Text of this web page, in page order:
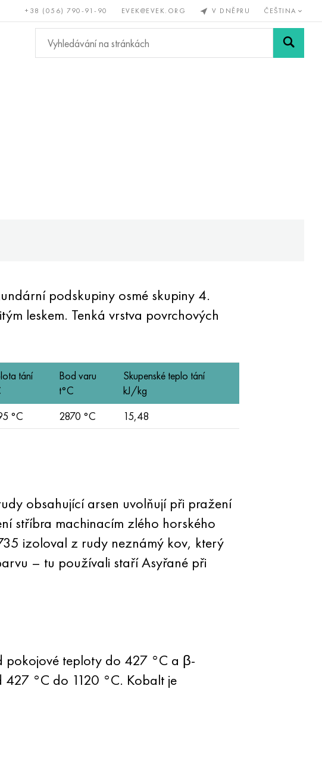
+38 (056) 790-91-90 EVEK@EVEK.ORG V DNĚPRU ČEŠTINA
Neželezné
kovy
Legovaná Sítě a
podskupiny osmé skupiny 4.
leskem. Tenká vrstva povrchových
tání
Bod varu
t°C
Skupenské teplo tání
kJ/kg
°C 2870 °С 15,48
obsahující arsen uvolňují při pražení
stříbra machinacím zlého horského
izoloval z rudy neznámý kov, který
– tu používali staří Asyřané při
pokojové teploty do 427 °C a β-
°C do 1120 °C. Kobalt je